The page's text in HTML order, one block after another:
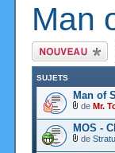
Man
Ecrire un nouveau
sujet
SUJETS
Man of
de Mr.
MOS -
de